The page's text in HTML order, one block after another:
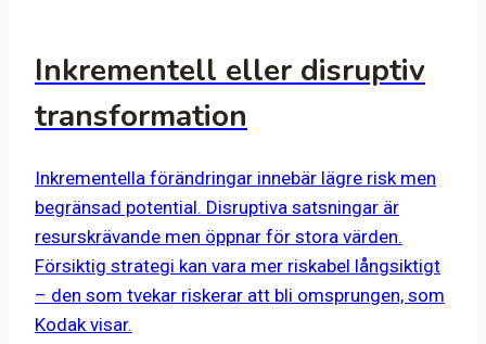
Inkrementell eller disruptiv
transformation
Inkrementella förändringar innebär lägre risk men
begränsad potential. Disruptiva satsningar är
resurskrävande men öppnar för stora värden.
Försiktig strategi kan vara mer riskabel långsiktigt
– den som tvekar riskerar att bli omsprungen, som
Kodak visar.